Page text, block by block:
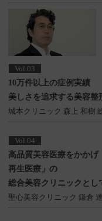
Vol.03
10万件以上の症例実績
美しさを追求する美容整
城本クリニック 森上 和樹
Vol.04
高品質美容医療をかかげ
再生医療」の
総合美容クリニックとし
聖心美容クリニック 鎌倉